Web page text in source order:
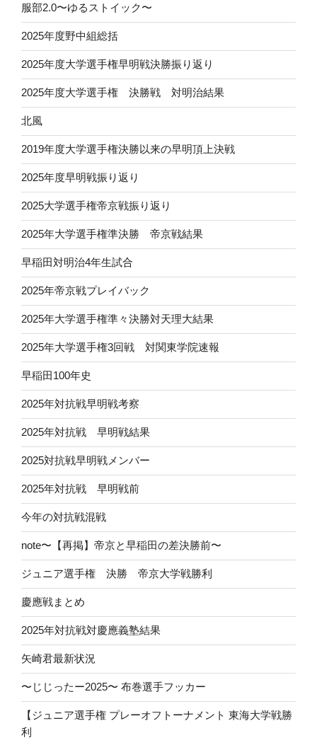
服部2.0〜ゆるストイック〜
2025年度野中組総括
2025年度大学選手権早明戦決勝振り返り
2025年度大学選手権 決勝戦 対明治結果
北風
2019年度大学選手権決勝以来の早明頂上決戦
2025年度早明戦振り返り
2025大学選手権帝京戦振り返り
2025年大学選手権準決勝 帝京戦結果
早稲田対明治4年生試合
2025年帝京戦プレイバック
2025年大学選手権準々決勝対天理大結果
2025年大学選手権3回戦 対関東学院速報
早稲田100年史
2025年対抗戦早明戦考察
2025年対抗戦 早明戦結果
2025対抗戦早明戦メンバー
2025年対抗戦 早明戦前
今年の対抗戦混戦
note〜【再掲】帝京と早稲田の差決勝前〜
ジュニア選手権 決勝 帝京大学戦勝利
慶應戦まとめ
2025年対抗戦対慶應義塾結果
矢崎君最新状況
〜じじったー2025〜 布巻選手フッカー
【ジュニア選手権 プレーオフトーナメント 東海大学戦勝
利